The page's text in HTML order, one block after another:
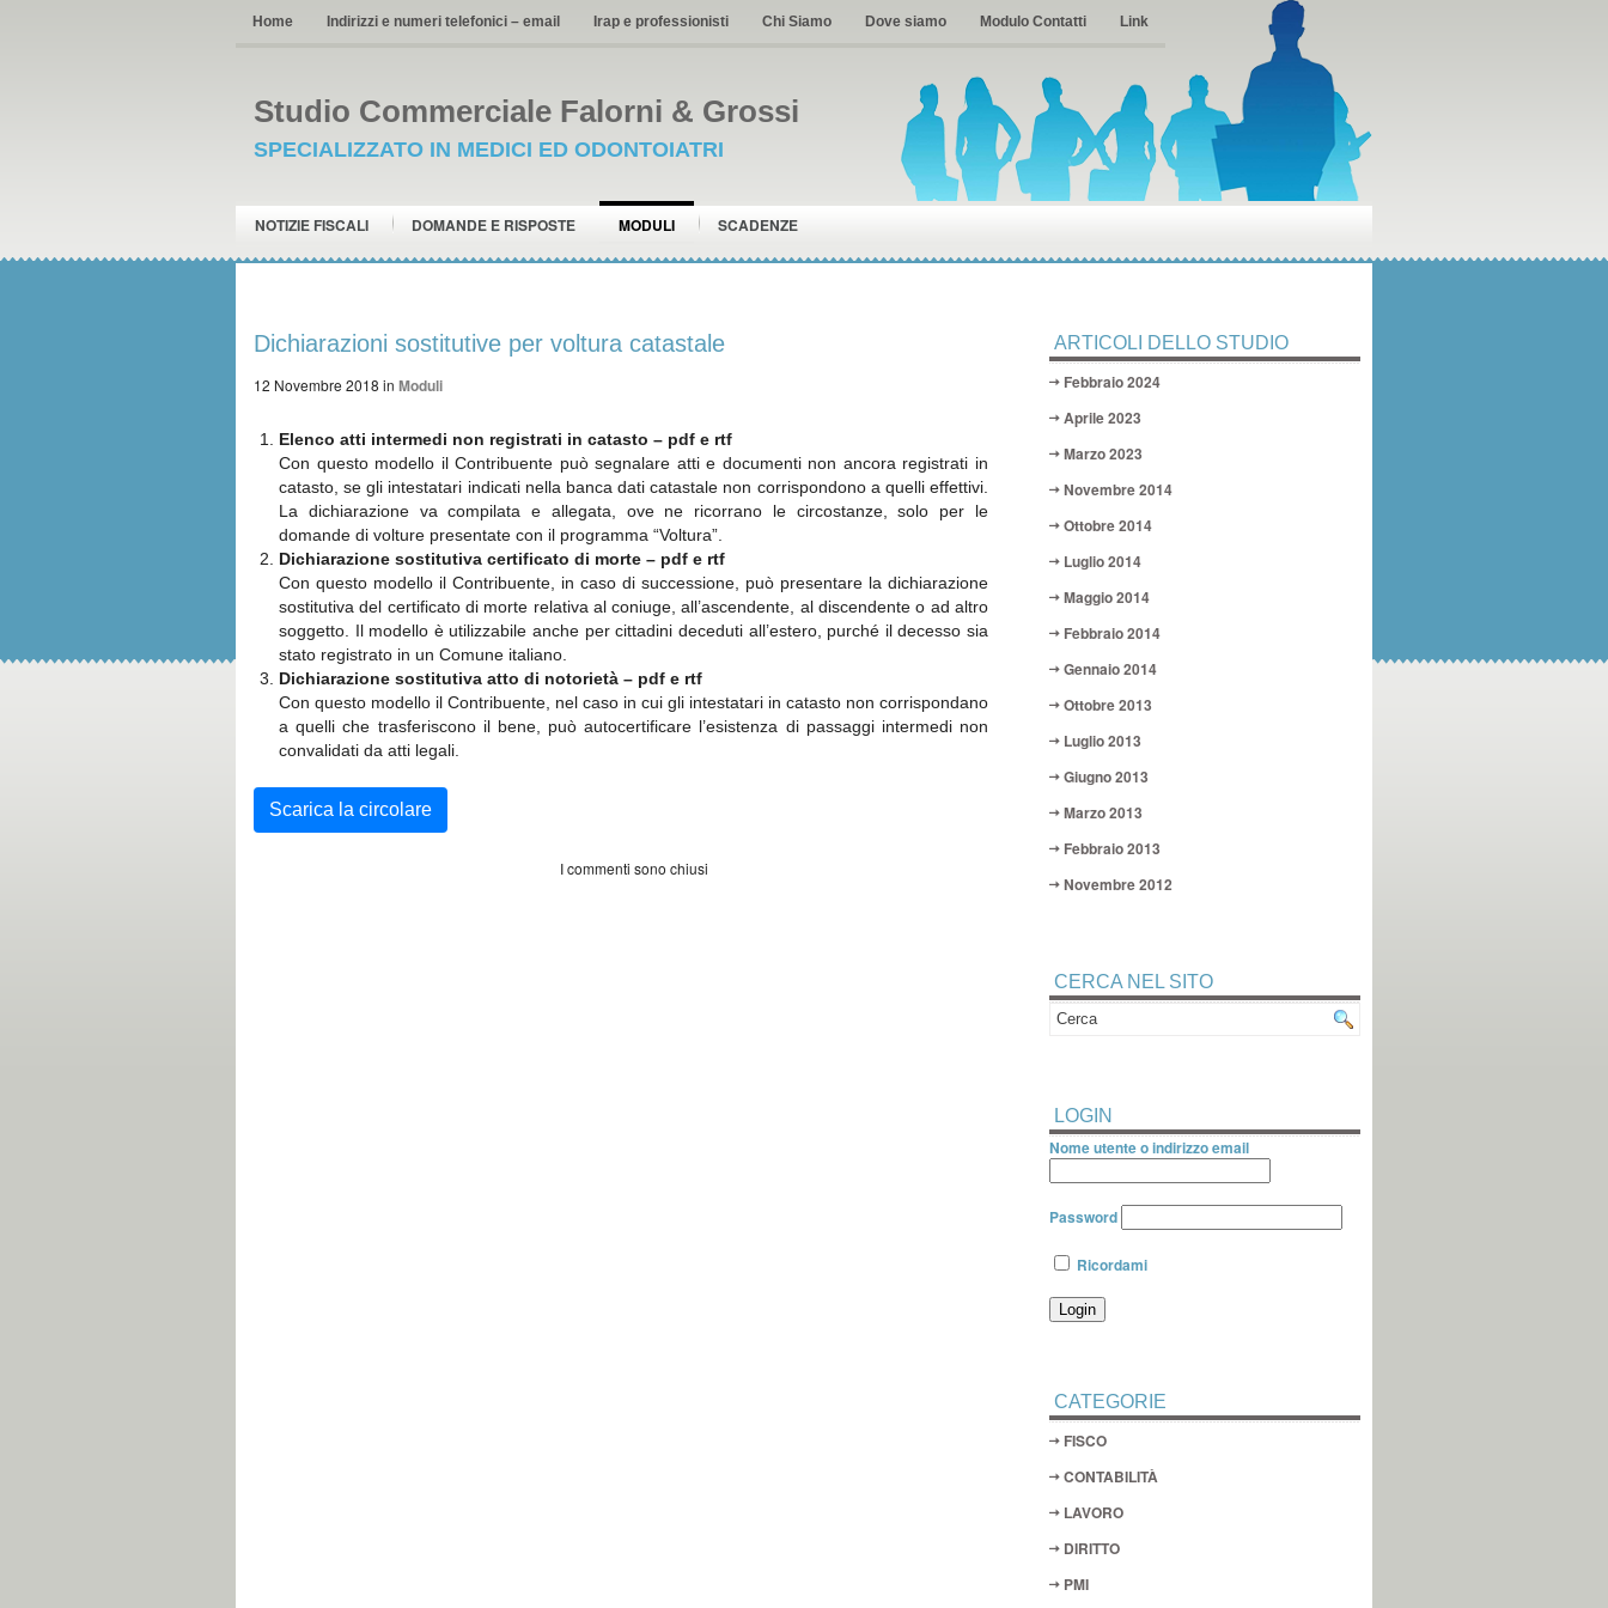
Home Indirizzi e numeri telefonici – email Irap e professionisti Chi Siamo Dove siamo Modulo Contatti Link
Studio Commerciale Falorni & Grossi
SPECIALIZZATO IN MEDICI ED ODONTOIATRI
NOTIZIE FISCALI DOMANDE E RISPOSTE MODULI SCADENZE
Dichiarazioni sostitutive per voltura catastale
12 Novembre 2018 in Moduli
Elenco atti intermedi non registrati in catasto – pdf e rtf
Con questo modello il Contribuente può segnalare atti e documenti non ancora registrati in
catasto, se gli intestatari indicati nella banca dati catastale non corrispondono a quelli effettivi.
La dichiarazione va compilata e allegata, ove ne ricorrano le circostanze, solo per le
domande di volture presentate con il programma “Voltura”.
Dichiarazione sostitutiva certificato di morte – pdf e rtf
Con questo modello il Contribuente, in caso di successione, può presentare la dichiarazione
sostitutiva del certificato di morte relativa al coniuge, all’ascendente, al discendente o ad altro
soggetto. Il modello è utilizzabile anche per cittadini deceduti all’estero, purché il decesso sia
stato registrato in un Comune italiano.
Dichiarazione sostitutiva atto di notorietà – pdf e rtf
Con questo modello il Contribuente, nel caso in cui gli intestatari in catasto non corrispondano
a quelli che trasferiscono il bene, può autocertificare l’esistenza di passaggi intermedi non
convalidati da atti legali.
Scarica la circolare
I commenti sono chiusi
ARTICOLI DELLO STUDIO
Febbraio 2024
Aprile 2023
Marzo 2023
Novembre 2014
Ottobre 2014
Luglio 2014
Maggio 2014
Febbraio 2014
Gennaio 2014
Ottobre 2013
Luglio 2013
Giugno 2013
Marzo 2013
Febbraio 2013
Novembre 2012
CERCA NEL SITO
LOGIN
Nome utente o indirizzo email
Password
Ricordami
CATEGORIE
FISCO
CONTABILITÀ
LAVORO
DIRITTO
PMI